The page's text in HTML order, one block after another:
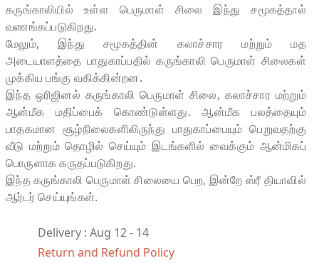
கருங்காலியில் உள்ள பெருமாள் சிலை இந்து சமூகத்தால்
வணங்கப்படுகிறது.
மேலும், இந்து சமூகத்தின் கலாச்சார மற்றும் மத
அடையாளத்தை பாதுகாப்பதில் கருங்காலி பெருமாள் சிலைகள்
முக்கிய பங்கு வகிக்கின்றன.
இந்த ஒரிஜினல் கருங்காலி பெருமாள் சிலை, கலாச்சார மற்றும்
ஆன்மீக மதிப்பைக் கொண்டுள்ளது. ஆன்மீக பலத்தையும்
பாதகமான சூழ்நிலைகளிலிருந்து பாதுகாப்பையும் பெறுவதற்கு
வீடு மற்றும் தொழில் செய்யும் இடங்களில் வைக்கும் ஆன்மிகப்
பொருளாக கருதப்படுகிறது.
இந்த கருங்காலி பெருமாள் சிலையை பெற, இன்றே ஸ்ரீ தியாவில்
ஆர்டர் செய்யுங்கள்.
Delivery : Aug 12 - 14
Return and Refund Policy